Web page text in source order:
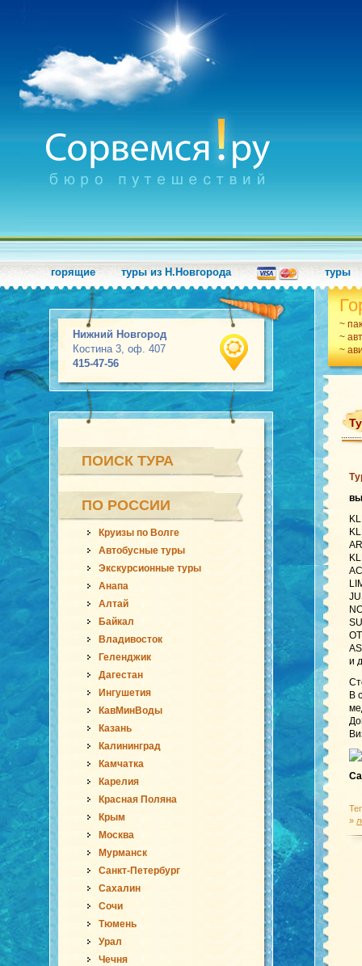
горящие туры из Н.Новгорода туры
Нижний Новгород
Костина 3, оф. 407
415-47-56
~
~
~
ПОИСК ТУРА
ПО РОССИИ
Круизы по Волге
Автобусные туры
Экскурсионные туры
Анапа
Алтай
Байкал
Владивосток
Геленджик
Дагестан
Ингушетия
КавМинВоды
Казань
Калининград
Камчатка
Карелия
Красная Поляна
Крым
Москва
Мурманск
Санкт-Петербург
Сахалин
Сочи
Тюмень
Урал
Чечня
и
В
»